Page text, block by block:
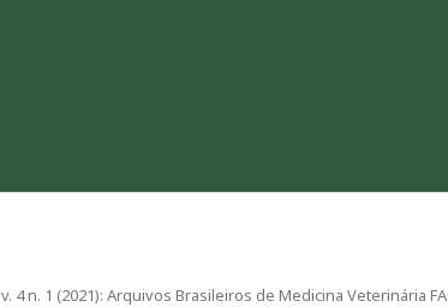
v. 4 n. 1 (2021): Arquivos Brasileiros de Medicina Veterinária